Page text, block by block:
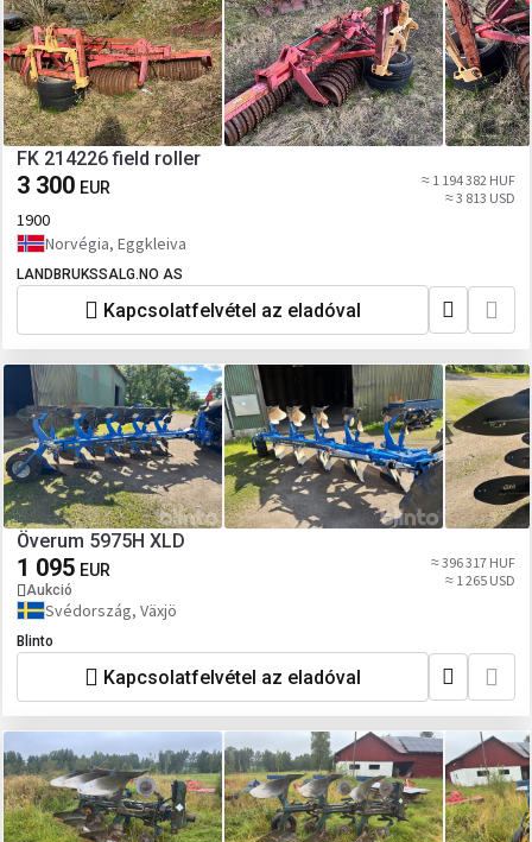
FK 214226 field roller
3 300 EUR
≈ 1 194 382 HUF
≈ 3 813 USD
1900
Norvégia, Eggkleiva
LANDBRUKSSALG.NO AS
Kapcsolatfelvétel az eladóval
Överum 5975H XLD
1 095 EUR
Aukció
≈ 396 317 HUF
≈ 1 265 USD
Svédország, Växjö
Blinto
Kapcsolatfelvétel az eladóval